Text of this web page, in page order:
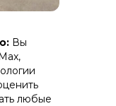
Вы
любые